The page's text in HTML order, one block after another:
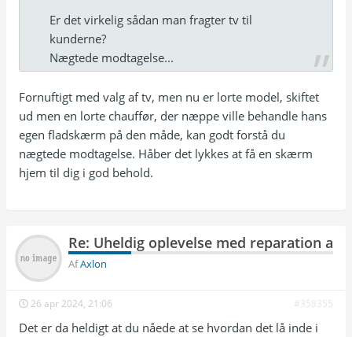
Er det virkelig sådan man fragter tv til
kunderne?
Nægtede modtagelse...
Fornuftigt med valg af tv, men nu er lorte model, skiftet
ud men en lorte chauffør, der næppe ville behandle hans
egen fladskærm på den måde, kan godt forstå du
nægtede modtagelse. Håber det lykkes at få en skærm
hjem til dig i god behold.
Re: Uheldig oplevelse med reparation af
AfAxlon
26 apr 2024, 21:06 #358355
Det er da heldigt at du nåede at se hvordan det lå inde i